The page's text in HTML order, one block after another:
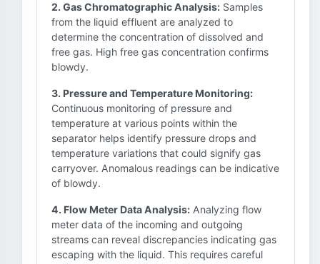
2. Gas Chromatographic Analysis: Samples
from the liquid effluent are analyzed to
determine the concentration of dissolved and
free gas. High free gas concentration confirms
blowdy.
3. Pressure and Temperature Monitoring:
Continuous monitoring of pressure and
temperature at various points within the
separator helps identify pressure drops and
temperature variations that could signify gas
carryover. Anomalous readings can be indicative
of blowdy.
4. Flow Meter Data Analysis: Analyzing flow
meter data of the incoming and outgoing
streams can reveal discrepancies indicating gas
escaping with the liquid. This requires careful